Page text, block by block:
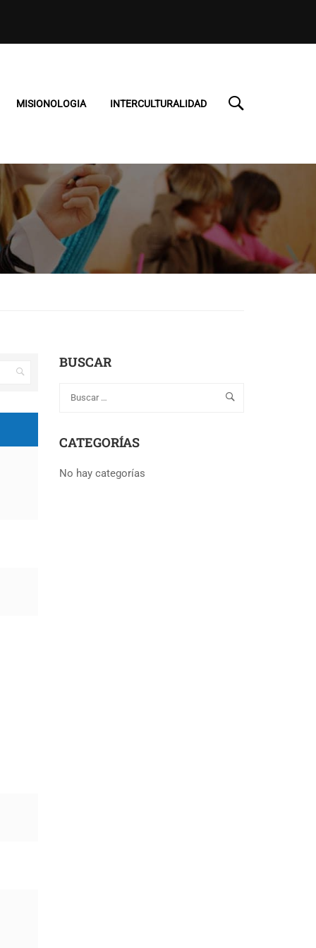
MISIONOLOGIA INTERCULTURALIDAD
BUSCAR
CATEGORÍAS
No hay categorías